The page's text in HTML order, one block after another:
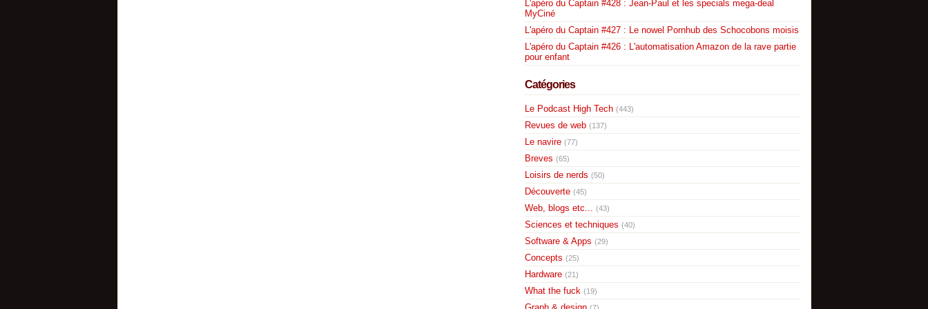
L'apéro du Captain #428 : Jean-Paul et les specials mega-deal
MyCiné
L'apéro du Captain #427 : Le nowel Pornhub des Schocobons moisis
L'apéro du Captain #426 : L'automatisation Amazon de la rave partie
pour enfant
Catégories
Le Podcast High Tech (443)
Revues de web (137)
Le navire (77)
Breves (65)
Loisirs de nerds (50)
Découverte (45)
Web, blogs etc... (43)
Sciences et techniques (40)
Software & Apps (29)
Concepts (25)
Hardware (21)
What the fuck (19)